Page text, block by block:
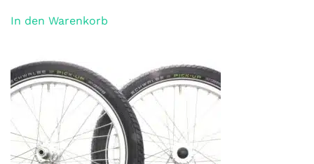
In den Warenkorb